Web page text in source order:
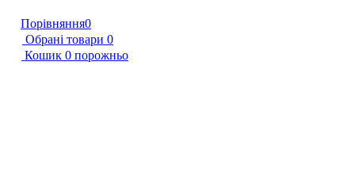
Порівняння0
Обрані товари 0
Кошик 0 порожньо